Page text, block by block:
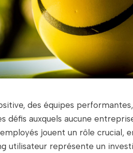
des équipes
défis auxquels aucune
jouent un rôle crucial,
utilisateur représente un